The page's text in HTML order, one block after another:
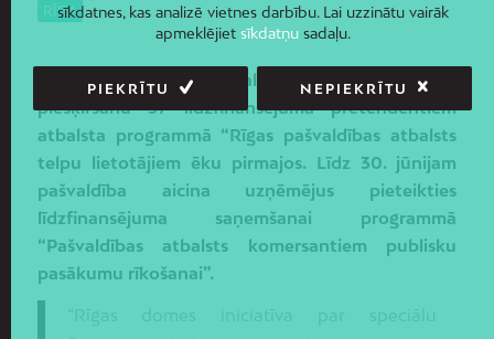
RĪGA
Rīgas pašvaldība atbalstījusi līdzfinansējuma
piešķiršanu 37 līdzfinansējuma pretendentiem
atbalsta programmā “Rīgas pašvaldības atbalsts
telpu lietotājiem ēku pirmajos. Līdz 30. jūnijam
pašvaldība aicina uzņēmējus pieteikties
līdzfinansējuma saņemšanai programmā
“Pašvaldības atbalsts komersantiem publisku
pasākumu rīkošanai”.
sīkdatnes, kas analizē vietnes darbību. Lai uzzinātu vairāk
apmeklējiet sīkdatņusadaļu.
PIEKRĪTU NEPIEKRĪTU